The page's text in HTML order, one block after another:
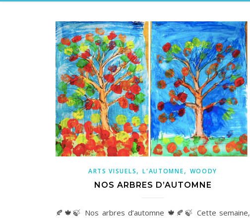
ARTS VISUELS,L'AUTOMNE, WOODY
NOS ARBRES D’AUTOMNE
🍂🍁🍃 Nos arbres d’automne 🍁🍂🍃 Cette semaine,